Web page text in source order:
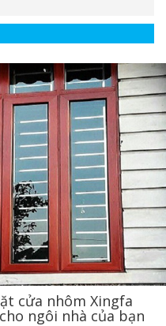
cửa nhôm Xingfa
ngôi nhà của bạn